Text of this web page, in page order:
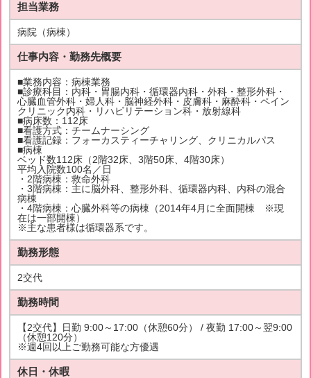
担当業務
病院（病棟）
仕事内容・勤務先概要
■業務内容：病棟業務
■診療科目：内科・胃腸内科・循環器内科・外科・整形外科・
心臓血管外科・婦人科・脳神経外科・皮膚科・麻酔科・ペイン
クリニック内科・リハビリテーション科・放射線科
■病床数：112床
■看護方式：チームナーシング
■看護記録：フォーカスティーチャリング、クリニカルパス
■病棟
ベッド数112床（2階32床、3階50床、4階30床）
平均入院数100名／日
・2階病棟：救命外科
・3階病棟：主に脳外科、整形外科、循環器内科、内科の混合
病棟
・4階病棟：心臓外科等の病棟（2014年4月に全面開棟 ※現
在は一部開棟）
※主な患者様は循環器系です。
勤務形態
2交代
勤務時間
【2交代】日勤 9:00～17:00（休憩60分） / 夜勤 17:00～翌9:00
（休憩120分）
※週4回以上ご勤務可能な方優遇
休日・休暇